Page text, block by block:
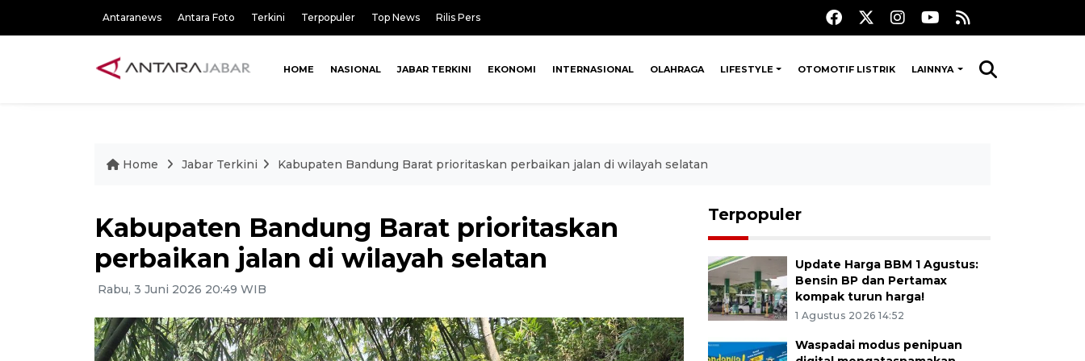
Antaranews Antara Foto Terkini Terpopuler Top News Rilis Pers
HOME NASIONAL JABAR TERKINI EKONOMI INTERNASIONAL OLAHRAGA LIFESTYLE OTOMOTIF LISTRIK LAINNYA
Home Jabar Terkini Kabupaten Bandung Barat prioritaskan perbaikan jalan di wilayah selatan
Kabupaten Bandung Barat prioritaskan
perbaikan jalan di wilayah selatan
Rabu, 3 Juni 2026 20:49 WIB
Terpopuler
Update Harga BBM 1 Agustus:
Bensin BP dan Pertamax
kompak turun harga!
1 Agustus 2026 14:52
Waspadai modus penipuan